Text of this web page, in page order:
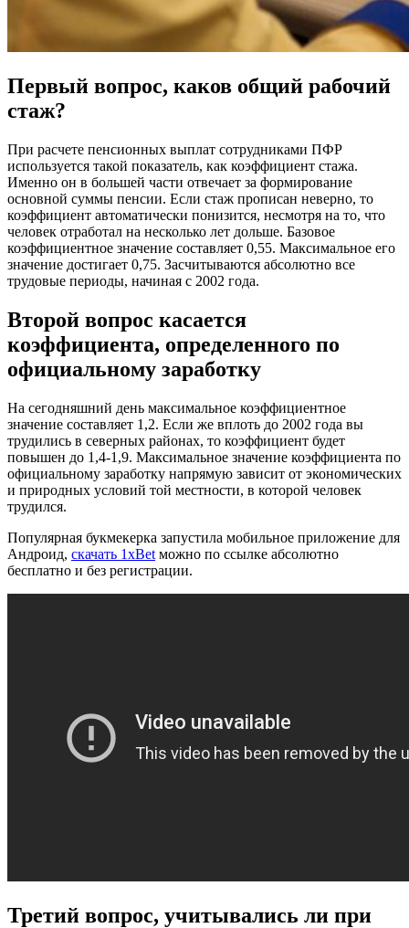
Первый вопрос, каков общий рабочий
стаж?
При расчете пенсионных выплат сотрудниками ПФР
используется такой показатель, как коэффициент стажа.
Именно он в большей части отвечает за формирование
основной суммы пенсии. Если стаж прописан неверно, то
коэффициент автоматически понизится, несмотря на то, что
человек отработал на несколько лет дольше. Базовое
коэффициентное значение составляет 0,55. Максимальное его
значение достигает 0,75. Засчитываются абсолютно все
трудовые периоды, начиная с 2002 года.
Второй вопрос касается
коэффициента, определенного по
официальному заработку
На сегодняшний день максимальное коэффициентное
значение составляет 1,2. Если же вплоть до 2002 года вы
трудились в северных районах, то коэффициент будет
повышен до 1,4-1,9. Максимальное значение коэффициента по
официальному заработку напрямую зависит от экономических
и природных условий той местности, в которой человек
трудился.
Популярная букмекерка запустила мобильное приложение для
Андроид, скачать 1xBet можно по ссылке абсолютно
бесплатно и без регистрации.
Третий вопрос, учитывались ли при